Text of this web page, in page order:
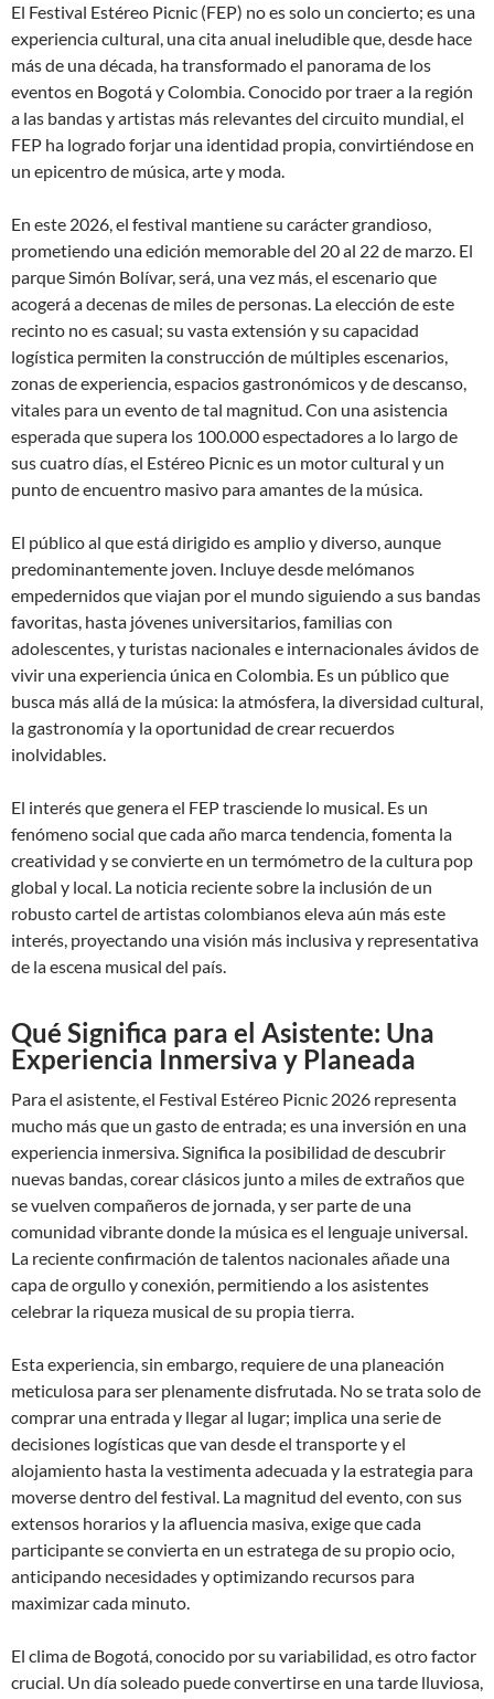
El Festival Estéreo Picnic (FEP) no es solo un concierto; es una
experiencia cultural, una cita anual ineludible que, desde hace
más de una década, ha transformado el panorama de los
eventos en Bogotá y Colombia. Conocido por traer a la región
a las bandas y artistas más relevantes del circuito mundial, el
FEP ha logrado forjar una identidad propia, convirtiéndose en
un epicentro de música, arte y moda.
En este 2026, el festival mantiene su carácter grandioso,
prometiendo una edición memorable del 20 al 22 de marzo. El
parque Simón Bolívar, será, una vez más, el escenario que
acogerá a decenas de miles de personas. La elección de este
recinto no es casual; su vasta extensión y su capacidad
logística permiten la construcción de múltiples escenarios,
zonas de experiencia, espacios gastronómicos y de descanso,
vitales para un evento de tal magnitud. Con una asistencia
esperada que supera los 100.000 espectadores a lo largo de
sus cuatro días, el Estéreo Picnic es un motor cultural y un
punto de encuentro masivo para amantes de la música.
El público al que está dirigido es amplio y diverso, aunque
predominantemente joven. Incluye desde melómanos
empedernidos que viajan por el mundo siguiendo a sus bandas
favoritas, hasta jóvenes universitarios, familias con
adolescentes, y turistas nacionales e internacionales ávidos de
vivir una experiencia única en Colombia. Es un público que
busca más allá de la música: la atmósfera, la diversidad cultural,
la gastronomía y la oportunidad de crear recuerdos
inolvidables.
El interés que genera el FEP trasciende lo musical. Es un
fenómeno social que cada año marca tendencia, fomenta la
creatividad y se convierte en un termómetro de la cultura pop
global y local. La noticia reciente sobre la inclusión de un
robusto cartel de artistas colombianos eleva aún más este
interés, proyectando una visión más inclusiva y representativa
de la escena musical del país.
Qué Significa para el Asistente: Una
Experiencia Inmersiva y Planeada
Para el asistente, el Festival Estéreo Picnic 2026 representa
mucho más que un gasto de entrada; es una inversión en una
experiencia inmersiva. Significa la posibilidad de descubrir
nuevas bandas, corear clásicos junto a miles de extraños que
se vuelven compañeros de jornada, y ser parte de una
comunidad vibrante donde la música es el lenguaje universal.
La reciente confirmación de talentos nacionales añade una
capa de orgullo y conexión, permitiendo a los asistentes
celebrar la riqueza musical de su propia tierra.
Esta experiencia, sin embargo, requiere de una planeación
meticulosa para ser plenamente disfrutada. No se trata solo de
comprar una entrada y llegar al lugar; implica una serie de
decisiones logísticas que van desde el transporte y el
alojamiento hasta la vestimenta adecuada y la estrategia para
moverse dentro del festival. La magnitud del evento, con sus
extensos horarios y la afluencia masiva, exige que cada
participante se convierta en un estratega de su propio ocio,
anticipando necesidades y optimizando recursos para
maximizar cada minuto.
El clima de Bogotá, conocido por su variabilidad, es otro factor
crucial. Un día soleado puede convertirse en una tarde lluviosa,